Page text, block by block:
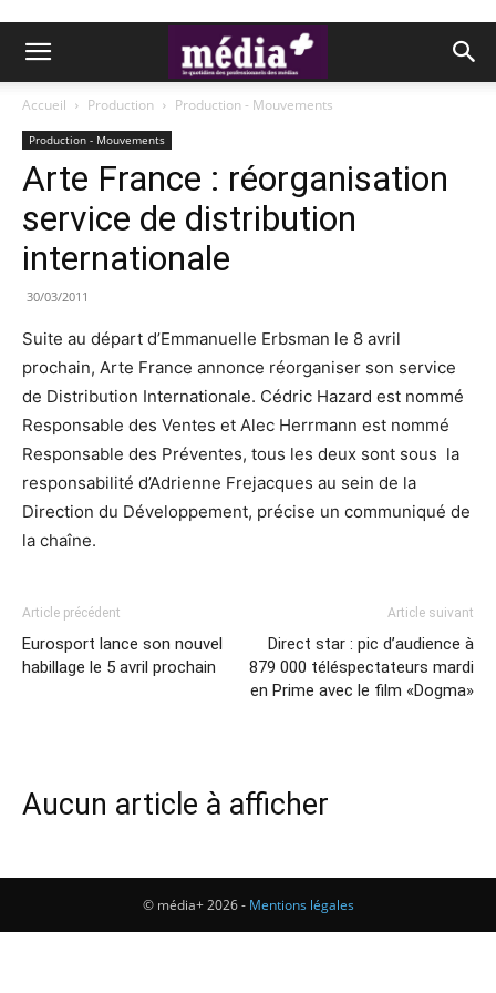
Accueil Production Production - Mouvements
Production - Mouvements
Arte France : réorganisation
service de distribution
internationale
30/03/2011
Suite au départ d’Emmanuelle Erbsman le 8 avril
prochain, Arte France annonce réorganiser son service
de Distribution Internationale. Cédric Hazard est nommé
Responsable des Ventes et Alec Herrmann est nommé
Responsable des Préventes, tous les deux sont sous la
responsabilité d’Adrienne Frejacques au sein de la
Direction du Développement, précise un communiqué de
la chaîne.
Article précédent
Eurosport lance son nouvel
habillage le 5 avril prochain
Article suivant
Direct star : pic d’audience à
879 000 téléspectateurs mardi
en Prime avec le film «Dogma»
Aucun article à afficher
© média+ 2026 - Mentions légales